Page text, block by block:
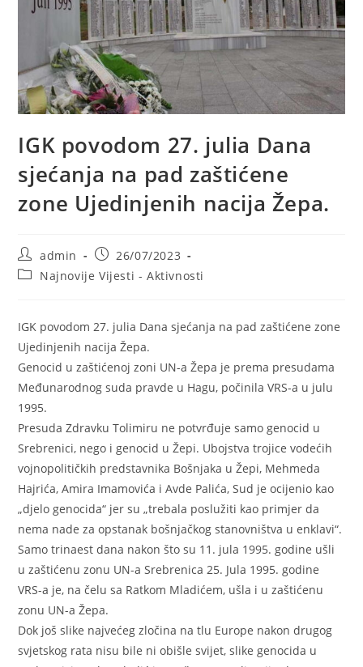
IGK povodom 27. julia Dana
sjećanja na pad zaštićene
zone Ujedinjenih nacija Žepa.
Post
author:
admin
Post
published:
26/07/2023
PostNajnovije Vijesti - Aktivnosti
IGK povodom 27. julia Dana sjećanja na pad zaštićene zone
Ujedinjenih nacija Žepa.
Genocid u zaštićenoj zoni UN-a Žepa je prema presudama
Međunarodnog suda pravde u Hagu, počinila VRS-a u julu
1995.
Presuda Zdravku Tolimiru ne potvrđuje samo genocid u
Srebrenici, nego i genocid u Žepi. Ubojstva trojice vodećih
vojnopolitičkih predstavnika Bošnjaka u Žepi, Mehmeda
Hajrića, Amira Imamovića i Avde Palića, Sud je ocijenio kao
„djelo genocida“ jer su „trebala poslužiti kao primjer da
nema nade za opstanak bošnjačkog stanovništva u enklavi“.
Samo trinaest dana nakon što su 11. jula 1995. godine ušli
u zaštićenu zonu UN-a Srebrenica 25. Jula 1995. godine
VRS-a je, na čelu sa Ratkom Mladićem, ušla i u zaštićenu
zonu UN-a Žepa.
Dok još slike najvećeg zločina na tlu Europe nakon drugog
svjetskog rata nisu bile ni obišle svijet, slike genocida u